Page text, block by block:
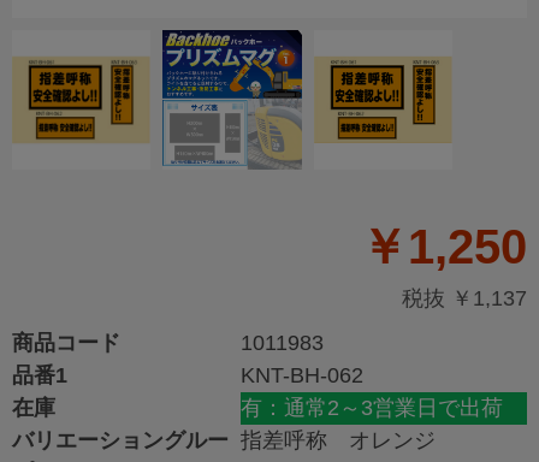
￥1,250
税抜 ￥1,137
商品コード
1011983
品番1
KNT-BH-062
在庫
有：通常2～3営業日で出荷
バリエーショングルー 指差呼称 オレンジ